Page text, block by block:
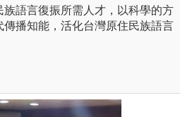
語言復振所需人才，以科學的方
播知能，活化台灣原住民族語言